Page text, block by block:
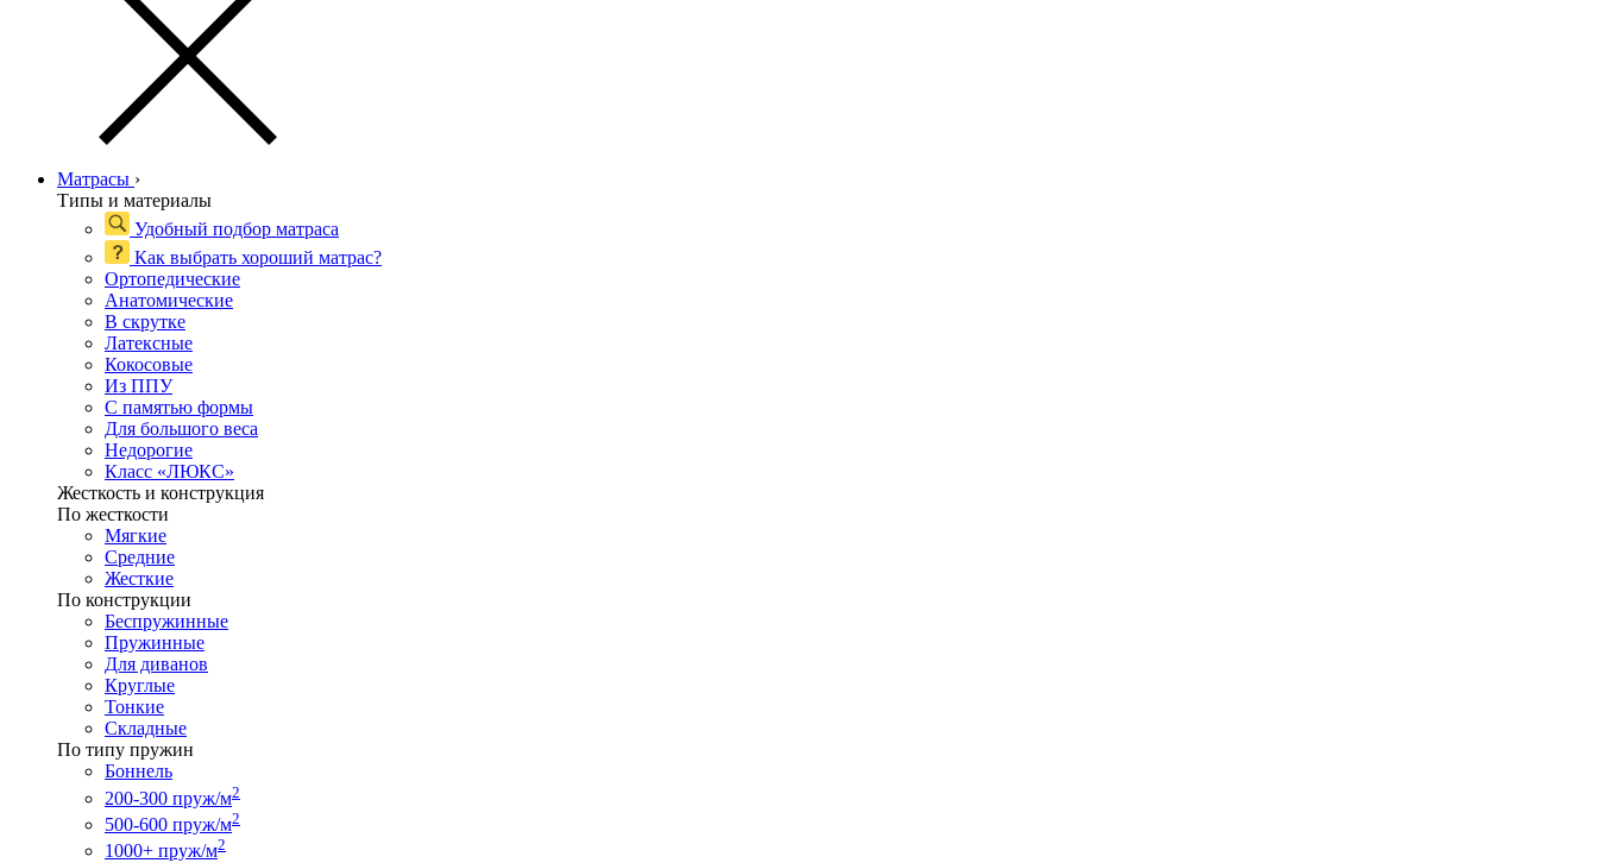
Матрасы ›
Типы и материалы
Удобный подбор матраса
Как выбрать хороший матрас?
Ортопедические
Анатомические
В скрутке
Латексные
Кокосовые
Из ППУ
С памятью формы
Для большого веса
Недорогие
Класс «ЛЮКС»
Жесткость и конструкция
По жесткости
Мягкие
Средние
Жесткие
По конструкции
Беспружинные
Пружинные
Для диванов
Круглые
Тонкие
Складные
По типу пружин
Боннель
200-300 пруж/м2
500-600 пруж/м2
1000+ пруж/м2